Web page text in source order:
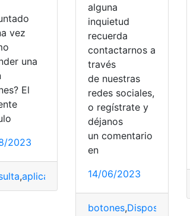
,Tecnología,Televisión,tv,TV hd
Link,wifi
vez
una
El
2023
,aplicaciones botones,encender
alguna
inquietud
recuerda
contactarnos a
través
de nuestras
redes sociales,
o regístrate y
déjanos
un comentario
en
14/06/2023
botones,Dispositivos